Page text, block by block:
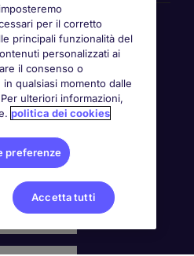
per il corretto
principali funzionalità del
personalizzati ai
il consenso o
qualsiasi momento dalle
ulteriori informazioni,
politica dei cookies
preferenze
Accetta tutti